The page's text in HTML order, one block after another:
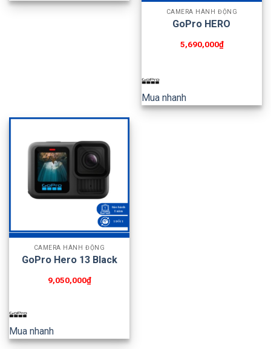
CAMERA HÀNH ĐỘNG
GoPro HERO
5,690,000₫
Mua nhanh
CAMERA HÀNH ĐỘNG
GoPro Hero 13 Black
9,050,000₫
Mua nhanh